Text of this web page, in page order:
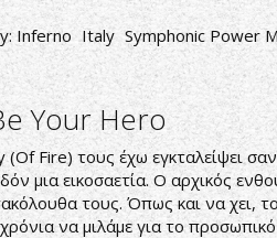
Inferno Italy Symphonic Power
Your Hero
(Of Fire) τους έχω εγκταλείψει
μια εικοσαετία. Ο αρχικός
τους. Όπως και να χει,
χρόνια να μιλάμε για το